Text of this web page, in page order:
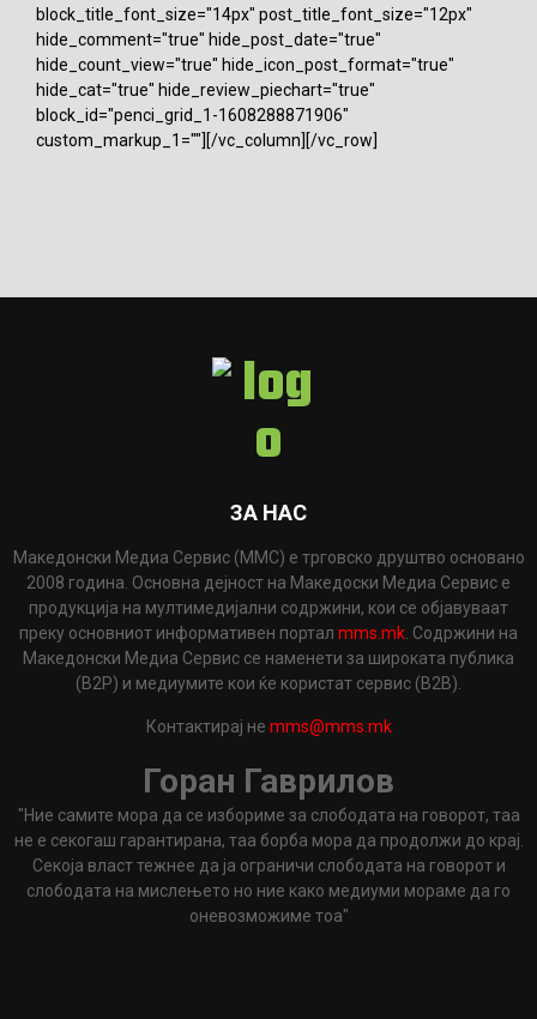
block_title_font_size="14px" post_title_font_size="12px"
hide_comment="true" hide_post_date="true"
hide_count_view="true" hide_icon_post_format="true"
hide_cat="true" hide_review_piechart="true"
block_id="penci_grid_1-1608288871906"
custom_markup_1=""][/vc_column][/vc_row]
ЗА НАС
Македонски Медиа Сервис (ММС) е трговско друштво основано
2008 година. Основна дејност на Македоски Медиа Сервис е
продукција на мултимедијални содржини, кои се објавуваат
преку основниот информативен портал mms.mk . Содржини на
Македонски Медиа Сервис се наменети за широката публика
(B2P) и медиумите кои ќе користат сервис (B2B).
Контактирај не mms@mms.mk
Горан Гаврилов
"Ние самите мора да се избориме за слободата на говорот, таа
не е секогаш гарантирана, таа борба мора да продолжи до крај.
Секоја власт тежнее да ја ограничи слободата на говорот и
слободата на мислењето но ние како медиуми мораме да го
оневозможиме тоа"